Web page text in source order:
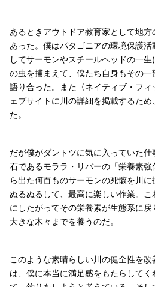
あるときアウトドア教育家として地
あった。僕はパタゴニアの環境保護
してサーモンやスチールヘッドの一
の虫を捕まえて、僕たち自身もその
語り合った。また〈ネイティブ・フ
ェブサイトに川の詳細を掲載するた
た。
だが僕がダントツに気に入っていた
石であるモララ・リバーの「栄養素
ら出た何百ものサーモンの死骸を川に
ぬるぬるして、最高に楽しい作業。こ
にしたがってその栄養素が生態系に
大きな木々までを養うのだ。
このような素晴らしい川の健全性を
は、僕に本当に満足感をもたらして